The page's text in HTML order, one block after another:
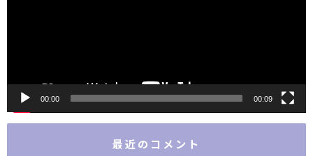
00:00 00:09
最近のコメント